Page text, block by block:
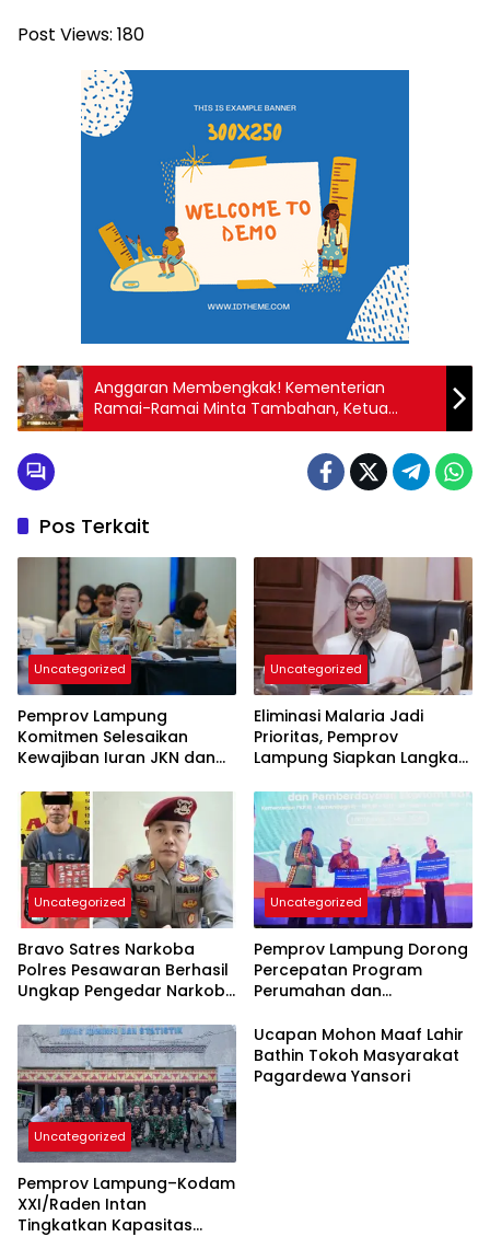
Post Views: 180
Anggaran Membengkak! Kementerian
Ramai-Ramai Minta Tambahan, Ketua
Banggar Buka Suara!
Pos Terkait
Uncategorized
Pemprov Lampung
Komitmen Selesaikan
Kewajiban Iuran JKN dan
Kepesertaan BPJS
Kesehatan
Uncategorized
Eliminasi Malaria Jadi
Prioritas, Pemprov
Lampung Siapkan Langkah
Uncategorized
Bravo Satres Narkoba
Polres Pesawaran Berhasil
Ungkap Pengedar Narkoba
Uncategorized
Pemprov Lampung Dorong
Percepatan Program
Perumahan dan
Rakyat
Uncategorized
Pemprov Lampung–Kodam
XXI/Raden Intan
Tingkatkan Kapasitas
Ucapan Mohon Maaf Lahir
Bathin Tokoh Masyarakat
Pagardewa Yansori